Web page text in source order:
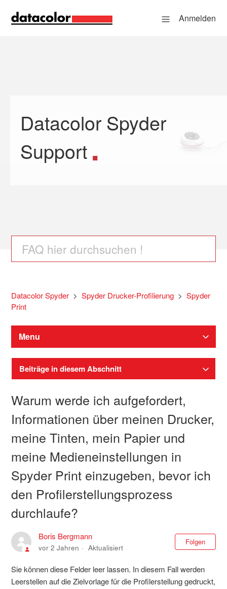
Anmelden
Datacolor Spyder
Support
Suche
Datacolor Spyder Spyder Drucker-Profilierung
Spyder
Print
Menu
Beiträge in diesem Abschnitt
Warum werde ich aufgefordert,
Informationen über meinen Drucker,
meine Tinten, mein Papier und
meine Medieneinstellungen in
Spyder Print einzugeben, bevor ich
den Profilerstellungsprozess
durchlaufe?
Boris Bergmann
vor 2 Jahren Aktualisiert
Folgen
Sie können diese Felder leer lassen. In diesem Fall werden
Leerstellen auf die Zielvorlage für die Profilerstellung gedruckt,